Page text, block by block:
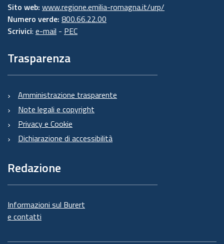
Sito web: www.regione.emilia-romagna.it/urp/
Numero verde: 800.66.22.00
Scrivici: e-mail - PEC
Trasparenza
Amministrazione trasparente
Note legali e copyright
Privacy e Cookie
Dichiarazione di accessibilità
Redazione
Informazioni sul Burert
e contatti